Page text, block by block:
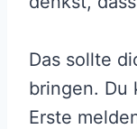
Das sollte
bringen. Du
Erste